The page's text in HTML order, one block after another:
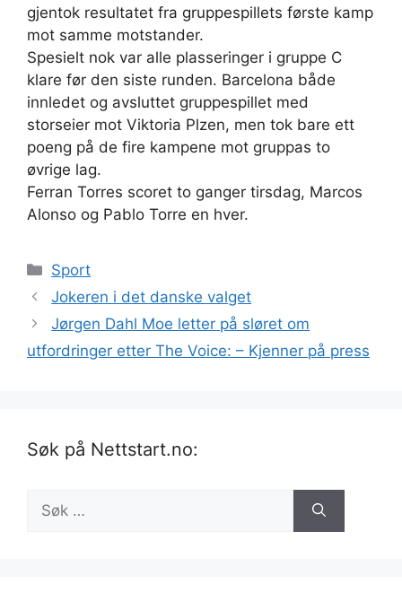
gjentok resultatet fra gruppespillets første kamp
mot samme motstander.
Spesielt nok var alle plasseringer i gruppe C
klare før den siste runden. Barcelona både
innledet og avsluttet gruppespillet med
storseier mot Viktoria Plzen, men tok bare ett
poeng på de fire kampene mot gruppas to
øvrige lag.
Ferran Torres scoret to ganger tirsdag, Marcos
Alonso og Pablo Torre en hver.
Kategorier
Sport
Jokeren i det danske valget
Jørgen Dahl Moe letter på sløret om
utfordringer etter The Voice: – Kjenner på press
Søk på Nettstart.no:
etter: